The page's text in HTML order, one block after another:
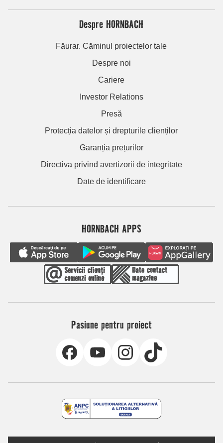
Despre HORNBACH
Făurar. Căminul proiectelor tale
Despre noi
Cariere
Investor Relations
Presă
Protecția datelor și drepturile clienților
Garanția prețurilor
Directiva privind avertizorii de integritate
Date de identificare
HORNBACH APPS
Pasiune pentru proiect